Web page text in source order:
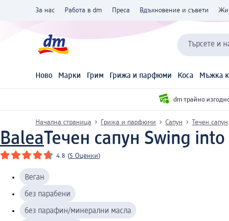
За нас Работа в dm Преса Вдъхновение и съвети
Търсете и
Ново Марки Грим Грижа и парфюми Коса Мъжка
dm трайно
Начална страница Грижа и парфюми Сапун Течен сапун
BaleaТечен сапун Swing
4.8 (5 Оценки)
Веган
без парабени
без парафин/минерални масла